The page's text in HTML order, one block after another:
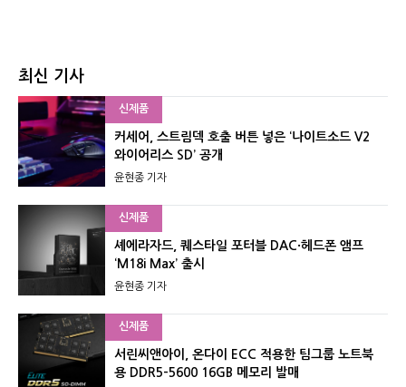
최신 기사
신제품
커세어, 스트림덱 호출 버튼 넣은 ‘나이트소드 V2
와이어리스 SD’ 공개
윤현종 기자
신제품
셰에라자드, 퀘스타일 포터블 DAC·헤드폰 앰프
‘M18i Max’ 출시
윤현종 기자
신제품
서린씨앤아이, 온다이 ECC 적용한 팀그룹 노트북
용 DDR5-5600 16GB 메모리 발매